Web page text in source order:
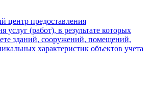
центр предоставления
(работ), в результате которых
зданий, сооружений, помещений,
характеристик объектов учета